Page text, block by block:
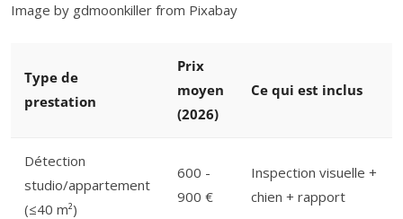
Image by gdmoonkiller from Pixabay
Type de
prestation
Prix
moyen
(2026)
Ce qui est inclus
Détection
studio/appartement
(≤40 m²)
600 -
900 €
Inspection visuelle +
chien + rapport